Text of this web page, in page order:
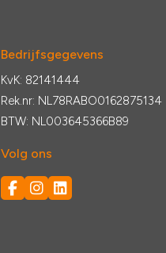
Bedrijfsgegevens
KvK: 82141444
Rek.nr: NL78RABO0162875134
BTW: NL003645366B89
Volg ons